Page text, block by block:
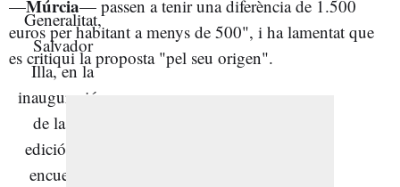
—Múrcia— passen a tenir una diferència de 1.500
euros per habitant a menys de 500", i ha lamentat que
es critiqui la proposta "pel seu origen".